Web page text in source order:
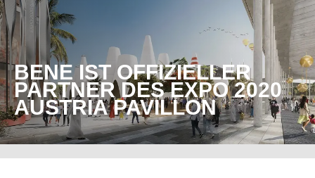
Armenien
Australien(AU)
Bahrain(BH)
Belgien(BE)
Bulgarien (BG)
China(CN)
BENE IST OFFIZIELLER
PARTNER DES EXPO 2020
AUSTRIA PAVILLON